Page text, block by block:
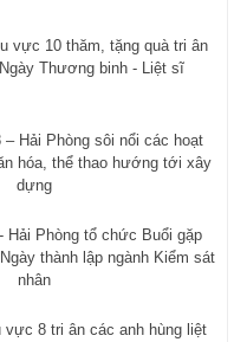
vực 10 thăm, tặng quà tri ân
Thương binh - Liệt sĩ
Hải Phòng sôi nổi các hoạt
hóa, thể thao hướng tới xây
dựng
Hải Phòng tổ chức Buổi gặp
thành lập ngành Kiểm sát
nhân
vực 8 tri ân các anh hùng liệt